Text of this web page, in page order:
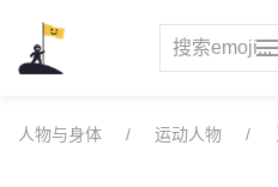
content
人物与身体 运动人物